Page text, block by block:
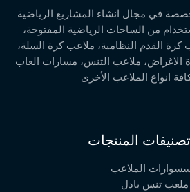
في مجال انشاء المشاريع الرياضية
من الساحات الرياضية المفتوحة،
كرة القدم النظامية، ملاعب كرة السلة،
الاغراض، ملاعب التنس، مسارات العاب
انواع الملاعب الأخرى
المنتجات
الملاعب
ملعب تنس بادل